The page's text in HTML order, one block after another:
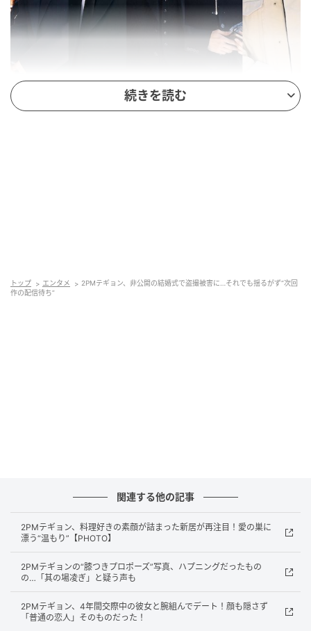
（写真提供＝OSEN）
しかし、結婚式直後にホテルの客室など外部で撮影さ
この件に関してテギョンは特段の対応は示していない
が、騒動の中でもいち早く日常に復帰した。新婚旅行
へは行かず映画鑑賞をするなど、淡々とした日常を送
る様子を公開している。
続きを読む
トップ エンタメ
2PMテギョン、非公開の結婚式で盗撮被害に…それでも揺るがず“次回
作の配信待ち”
関連する他の記事
2PMテギョン、料理好きの素顔が詰まった新居が再注目！愛の巣に
漂う“温もり”【PHOTO】
2PMテギョンの“膝つきプロポーズ”写真、ハプニングだったもの
の…「其の場凌ぎ」と疑う声も
2PMテギョン、4年間交際中の彼女と腕組んでデート！顔も隠さず
「普通の恋人」そのものだった！